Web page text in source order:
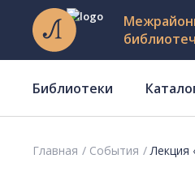
Библиотеки
Главная События Лекция